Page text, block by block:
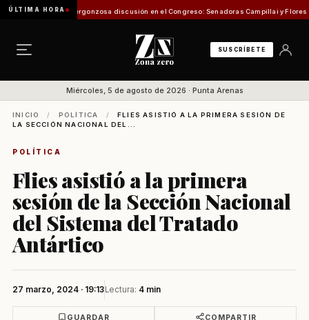
ÚLTIMA HORA
Pesca Vergonzosa discusión en el Congreso: Senadoras Campillai y Flores se
SUSCRÍBETE
Miércoles, 5 de agosto de 2026 · Punta Arenas
INICIO / POLÍTICA /
FLIES ASISTIÓ A LA PRIMERA SESIÓN DE
LA SECCIÓN NACIONAL DEL...
POLÍTICA
Flies asistió a la primera
sesión de la Sección Nacional
del Sistema del Tratado
Antártico
27 marzo, 2024 · 19:13Lectura: 4 min
GUARDAR COMPARTIR